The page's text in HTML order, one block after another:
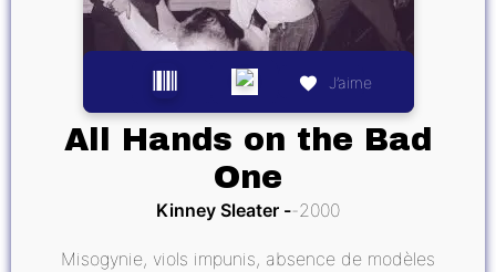
J’aime
All Hands on the Bad
One
Kinney Sleater 2000
Misogynie, viols impunis, absence de modèles